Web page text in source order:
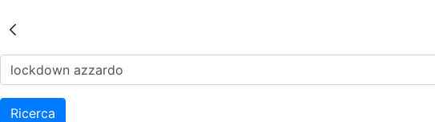
Risultati della Ricerca - Archivio
Ricerca